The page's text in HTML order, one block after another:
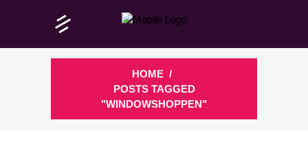
HOME /
POSTS TAGGED
"WINDOWSHOPPEN"